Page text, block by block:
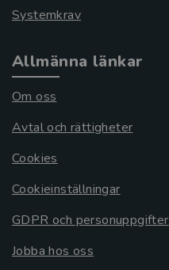
Systemkrav
Allmänna länkar
Om oss
Avtal och rättigheter
Cookies
Cookieinställningar
GDPR och personuppgifter
Jobba hos oss